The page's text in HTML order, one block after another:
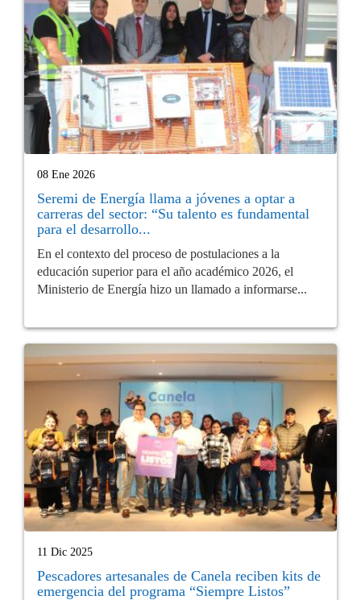
08 Ene 2026
Seremi de Energía llama a jóvenes a optar a
carreras del sector: “Su talento es fundamental
para el desarrollo...
En el contexto del proceso de postulaciones a la
educación superior para el año académico 2026, el
Ministerio de Energía hizo un llamado a informarse...
11 Dic 2025
Pescadores artesanales de Canela reciben kits de
emergencia del programa “Siempre Listos”